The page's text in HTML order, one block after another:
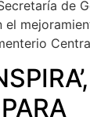
de
el